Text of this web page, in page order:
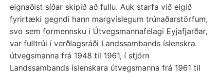
eignaðist síðar skipið að fullu. Auk starfa við eigið
fyrirtæki gegndi hann margvíslegum trúnaðarstörfum,
svo sem formennsku í Útvegsmannafélagi Eyjafjarðar,
var fulltrúi í verðlagsráði Landssambands íslenskra
útvegsmanna frá 1948 til 1961, í stjórn
Landssambands íslenskara útvegsmanna frá 1961 til